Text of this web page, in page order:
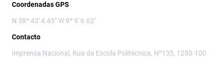
Coordenadas GPS
N 38º 43' 4.45" W 9º 9' 6.62"
Contacto
Imprensa Nacional, Rua da Escola Politécnica, Nº135, 1250-100